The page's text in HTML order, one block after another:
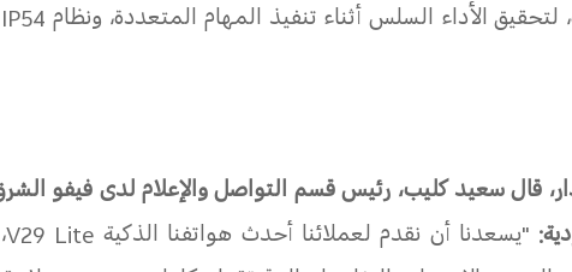
الأداء السلس أثناء تنفيذ المهام المتعددة، ونظام IP54
قال سعيد كليب، رئيس قسم التواصل والإعلام لدى فيفو الشرق
"يسعدنا أن نقدم لعملائنا أحدث هواتفنا الذكية V29 Lite